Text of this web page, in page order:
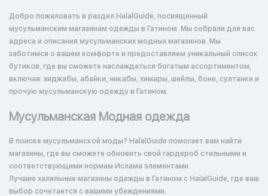
Добро пожаловать в раздел HalalGuide, посвященный
мусульманским магазинам одежды в Гатином. Мы собрали для вас
адреса и описания мусульманских модных магазинов. Мы
заботимся о вашем комфорте и предоставляем уникальный список
бутиков, где вы сможете наслаждаться богатым ассортиментом,
включая: хиджабы, абайки, никабы, химары, шейлы, боне, султанки и
прочую мусульманскую одежду в Гатином.
Мусульманская Модная одежда
В поиске мусульманской моды? HalalGuide помогает вам найти
магазины, где вы сможете обновить свой гардероб стильными и
соответствующими нормам Ислама элементами.
Лучшие халяльные магазины одежды в Гатином с HalalGuide, где ваш
выбор сочетается с вашими убеждениями.